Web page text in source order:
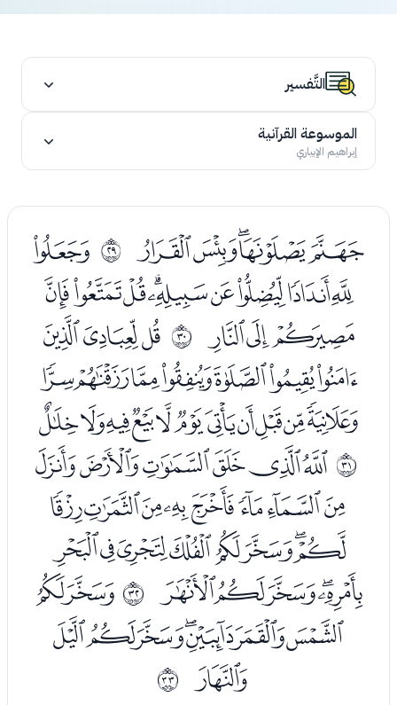
التَّفسير
الموسوعة القرآنية
إبراهيم الإبياري
ﮐﮑﮒﮓﮔ ﰜ ﮖ
ﮗﮘﮙﮚﮛﮜﮝﮞﮟ
ﮠﮡﮢ ﰝ ﮤﮥﮦ
ﮧﮨﮩﮪﮫﮬﮭ
ﮮﮯﮰﮱﯓﯔﯕﯖﯗﯘﯙ
ﰞﯛﯜﯝﯞﯟﯠ
ﯡﯢﯣﯤﯥﯦﯧﯨ
ﯩﯪﯫﯬﯭﯮﯯﯰ
ﯱﯲﯳﯴﯵ ﰟﯷﯸ
ﯹﯺﯻﯼﯽﯾﯿ
ﰀ ﰠ